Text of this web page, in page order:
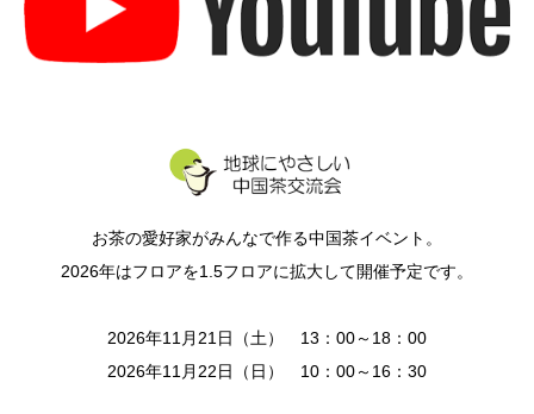
お茶の愛好家がみんなで作る中国茶イベント。
2026年はフロアを1.5フロアに拡大して開催予定です。
2026年11月21日（土） 13：00～18：00
2026年11月22日（日） 10：00～16：30